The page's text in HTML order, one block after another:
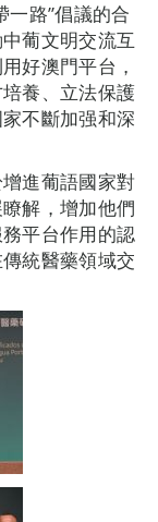
一路”倡議的合
葡文明交流互
好澳門平台，
養、立法保護
不斷加强和深
進葡語國家對
解，增加他們
平台作用的認
統醫藥領域交